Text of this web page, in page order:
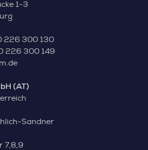
1-3
226 300 130
226 300 149
(AT)
Sandner
7,8,9